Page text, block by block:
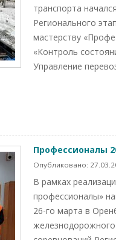
транспорта
Регионального
мастерству
«Контроль
Управление
Профессионалы
Опубликовано:
В рамках
профессионалы»
26-го марта в